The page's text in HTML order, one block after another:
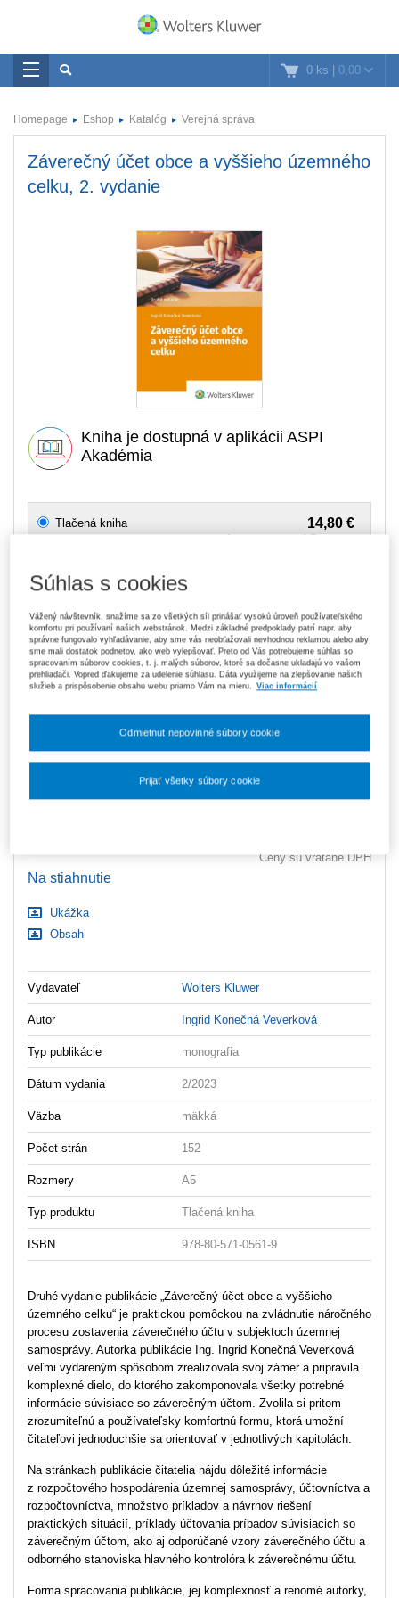
0 ks | 0,00
Homepage Eshop Katalóg Verejná správa
Záverečný účet obce a vyššieho územného
celku, 2. vydanie
Kniha je dostupná v aplikácii ASPI
Akadémia
14,80 €
Tlačená kniha
Predplatné 6 mesiacov ASPI Akadémia
E-kniha je dostupná výhradne prostredníctvom aplikácie ASPI
Akadémia. Čo je ASPI Akadémia?
189,00 €
Predplatné 12 mesiacov ASPI Akadémia
V predaji
Akadémia. Čo je ASPI Akadémia?
Upozorňujeme, že v období od 1. 8. do 21. 8. z technických
dôvodov nemôžeme vystavovať daňové doklady. Budú vám
zaslané dodatočne e‑mailom.
Ceny sú vrátane DPH
Na stiahnutie
Ukážka
Obsah
Vydavateľ Wolters Kluwer
Autor Ingrid Konečná Veverková
Typ publikácie monografia
Dátum vydania 2/2023
Väzba mäkká
Počet strán 152
Rozmery A5
Typ produktu Tlačená kniha
ISBN 978-80-571-0561-9
Druhé vydanie publikácie „Záverečný účet obce a vyššieho
územného celku“ je praktickou pomôckou na zvládnutie náročného
procesu zostavenia záverečného účtu v subjektoch územnej
samosprávy. Autorka publikácie Ing. Ingrid Konečná Veverková
veľmi vydareným spôsobom zrealizovala svoj zámer a pripravila
komplexné dielo, do ktorého zakomponovala všetky potrebné
informácie súvisiace so záverečným účtom. Zvolila si pritom
zrozumiteľnú a používateľsky komfortnú formu, ktorá umožní
čitateľovi jednoduchšie sa orientovať v jednotlivých kapitolách.
Na stránkach publikácie čitatelia nájdu dôležité informácie
z rozpočtového hospodárenia územnej samosprávy, účtovníctva a
rozpočtovníctva, množstvo príkladov a návrhov riešení
praktických situácií, príklady účtovania prípadov súvisiacich so
záverečným účtom, ako aj odporúčané vzory záverečného účtu a
odborného stanoviska hlavného kontrolóra k záverečnému účtu.
Forma spracovania publikácie, jej komplexnosť a renomé autorky,
Súhlas s cookies
Vážený návštevník, snažíme sa zo všetkých síl prinášať vysokú úroveň používateľského
komfortu pri používaní našich webstránok. Medzi základné predpoklady patrí napr. aby
správne fungovalo vyhľadávanie, aby sme vás neobťažovali nevhodnou reklamou alebo aby
sme mali dostatok podnetov, ako web vylepšovať. Preto od Vás potrebujeme súhlas so
spracovaním súborov cookies, t. j. malých súborov, ktoré sa dočasne ukladajú vo vašom
prehliadači. Vopred ďakujeme za udelenie súhlasu. Dáta využijeme na zlepšovanie našich
služieb a prispôsobenie obsahu webu priamo Vám na mieru.
Viac informácií
Odmietnut nepovinné súbory cookie
Prijať všetky súbory cookie